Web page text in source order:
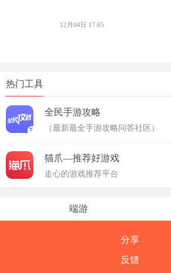
12月04日 17:05
热门工具
全民手游攻略
（最新最全手游攻略问答社区）
猫爪—推荐好游戏
走心的游戏推荐平台
端游
分享
反馈